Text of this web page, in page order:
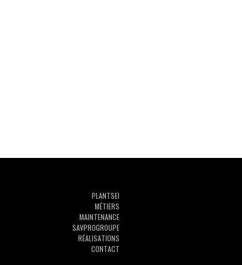
PLANTSEI
MÉTIERS
MAINTENANCE
SAVPROGROUPE
RÉALISATIONS
CONTACT